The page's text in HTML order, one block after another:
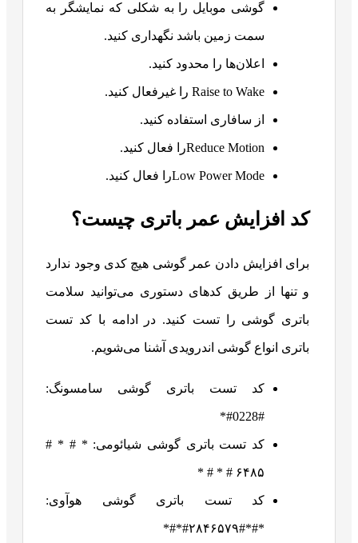
گوشی موبایل را به شکلی که نمایشگر به
سمت زمین باشد نگهداری کنید.
اعلان‌ها را محدود کنید.
Raise to Wake را غیرفعال کنید.
از سافاری استفاده کنید.
Reduce Motionرا فعال کنید.
Low Power Modeرا فعال کنید.
کد افزایش عمر باتری چیست؟
برای افزایش دادن عمر گوشی هیچ کدی وجود ندارد
و تنها از طریق کدهای دستوری می‌توانید سلامت
باتری گوشی را تست کنید. در ادامه با کد تست
باتری انواع گوشی اندرویدی آشنا می‌شویم.
کد تست باتری گوشی سامسونگ:
#0228#*
کد تست باتری گوشی شیائومی: * # * #
۶۴۸۵ # * # *
کد تست باتری گوشی هوآوی:
*#*#۲۸۴۶۵۷۹#*#*